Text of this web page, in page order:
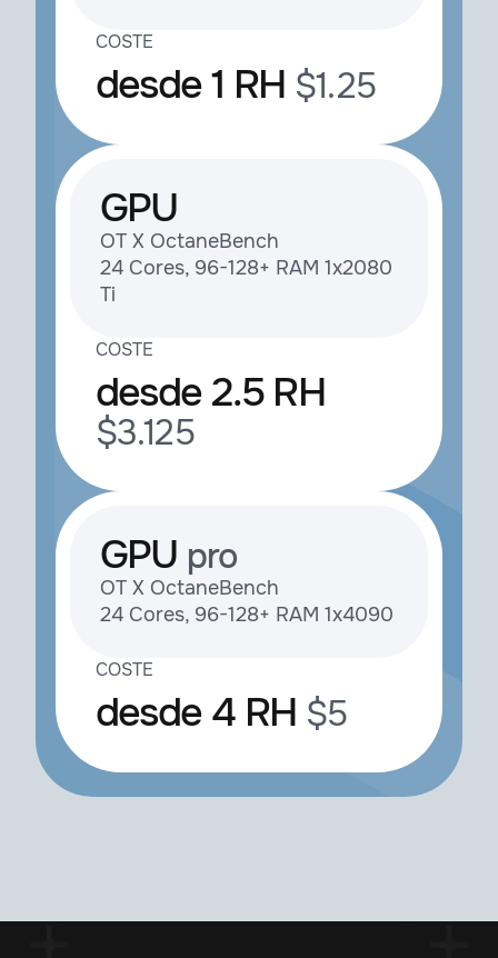
COSTE
desde 1 RH $1.25
GPU
ОТ Х OctaneBench
24 Cores, 96-128+ RAM 1x2080
Ti
COSTE
desde 2.5 RH
$3.125
GPU pro
ОТ Х OctaneBench
24 Cores, 96-128+ RAM 1x4090
COSTE
desde 4 RH $5